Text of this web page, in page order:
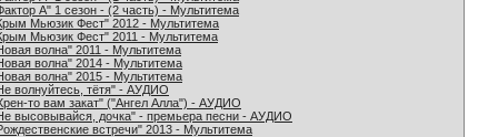
А" 1 сезон - (2 часть) - Мультитема
Мьюзик Фест" 2012 - Мультитема
Мьюзик Фест" 2011 - Мультитема
волна" 2011 - Мультитема
волна" 2014 - Мультитема
волна" 2015 - Мультитема
волнуйтесь, тётя" - АУДИО
то вам закат" ("Ангел Алла") - АУДИО
высовывайся, дочка" - премьера песни - АУДИО
встречи" 2013 - Мультитема